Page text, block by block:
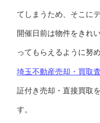
てしまうため、そこに
開催日前は物件をきれ
ってもらえるように努
埼玉不動産売却・買取
証付き売却・直接買取
す。